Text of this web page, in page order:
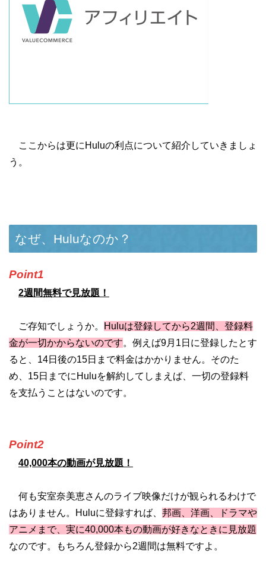
ここからは更にHuluの利点について紹介していきましょ
う。
なぜ、Huluなのか？
Point1
2週間無料で見放題！
ご存知でしょうか。
Huluは登録してから2週間、登録料
金が一切かからないのです。例えば9月1日に登録したとす
ると、14日後の15日まで料金はかかりません。そのた
め、15日までにHuluを解約してしまえば、一切の登録料
を支払うことはないのです。
Point2
40,000本の動画が見放題！
何も安室奈美恵さんのライブ映像だけが観られるわけで
はありません。Huluに登録すれば、 邦画、洋画、ドラマや
アニメまで、実に40,000本もの動画が好きなときに見放題
なのです。もちろん登録から2週間は無料ですよ。